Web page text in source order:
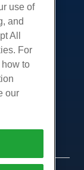
use of
and
All
For
to
our